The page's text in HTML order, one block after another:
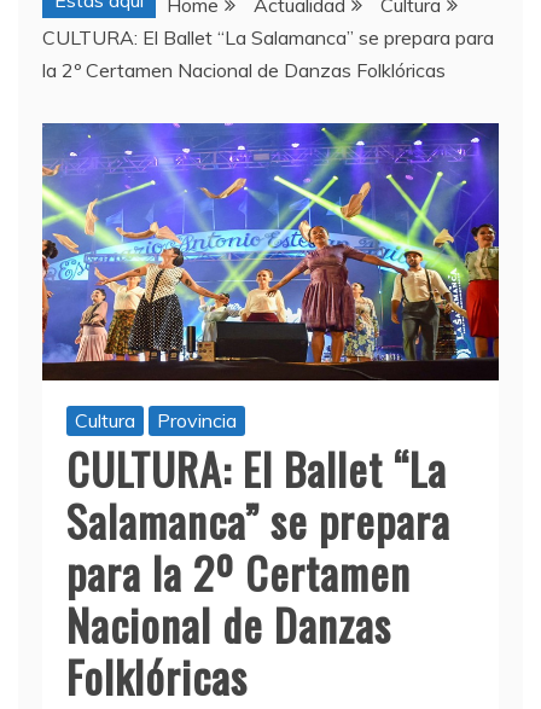
Home Actualidad
Cultura
CULTURA: El Ballet “La Salamanca” se prepara para
la 2º Certamen Nacional de Danzas Folklóricas
Cultura Provincia
CULTURA: El Ballet “La
Salamanca” se prepara
para la 2º Certamen
Nacional de Danzas
Folklóricas